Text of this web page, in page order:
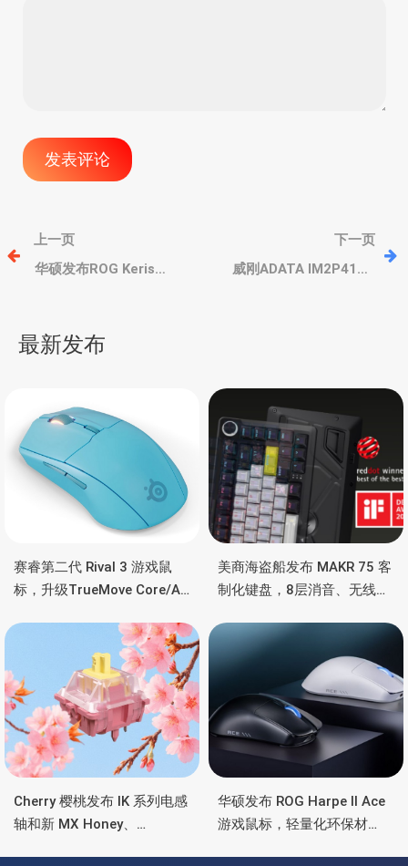
文
章
航
上一页
华硕发布ROG Keris
ROG AimPoint 光传
下一页
威刚ADATA IM2P41B8
最新发布
赛睿第二代 Rival 3 游戏鼠
标，升级TrueMove Core/Air
美商海盗船发布 MAKR 75 客
制化键盘，8层消音、无线双
Cherry 樱桃发布 IK 系列电感
轴和新 MX Honey、
华硕发布 ROG Harpe II Ace
游戏鼠标，轻量化环保材